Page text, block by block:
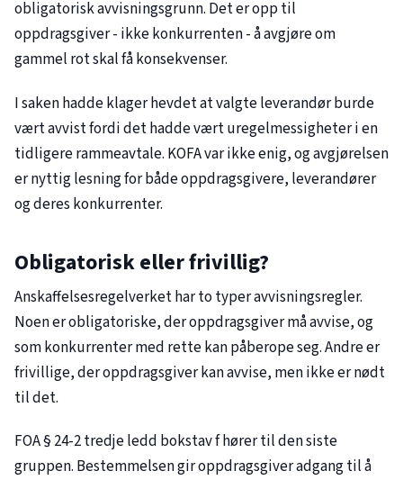
obligatorisk avvisningsgrunn. Det er opp til
oppdragsgiver - ikke konkurrenten - å avgjøre om
gammel rot skal få konsekvenser.
I saken hadde klager hevdet at valgte leverandør burde
vært avvist fordi det hadde vært uregelmessigheter i en
tidligere rammeavtale. KOFA var ikke enig, og avgjørelsen
er nyttig lesning for både oppdragsgivere, leverandører
og deres konkurrenter.
Obligatorisk eller frivillig?
Anskaffelsesregelverket har to typer avvisningsregler.
Noen er obligatoriske, der oppdragsgiver må avvise, og
som konkurrenter med rette kan påberope seg. Andre er
frivillige, der oppdragsgiver kan avvise, men ikke er nødt
til det.
FOA § 24-2 tredje ledd bokstav f hører til den siste
gruppen. Bestemmelsen gir oppdragsgiver adgang til å